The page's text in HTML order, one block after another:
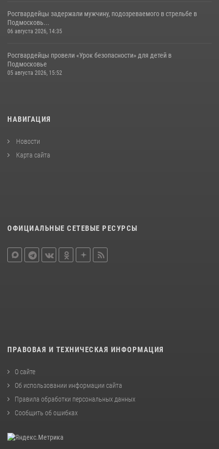
Росгвардейцы задержали мужчину, подозреваемого в стрельбе в
Подмосковь...
06 августа 2026, 14:35
Росгвардейцы провели «Урок безопасности» для детей в
Подмосковье
05 августа 2026, 15:52
НАВИГАЦИЯ
Новости
Карта сайта
ОФИЦИАЛЬНЫЕ СЕТЕВЫЕ РЕСУРСЫ
ПРАВОВАЯ И ТЕХНИЧЕСКАЯ ИНФОРМАЦИЯ
О сайте
Об использовании информации сайта
Правила обработки персональных данных
Сообщить об ошибках